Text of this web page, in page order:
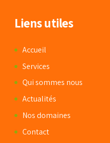
Liens utiles
Accueil
Services
Qui sommes nous
Actualités
Nos domaines
Contact